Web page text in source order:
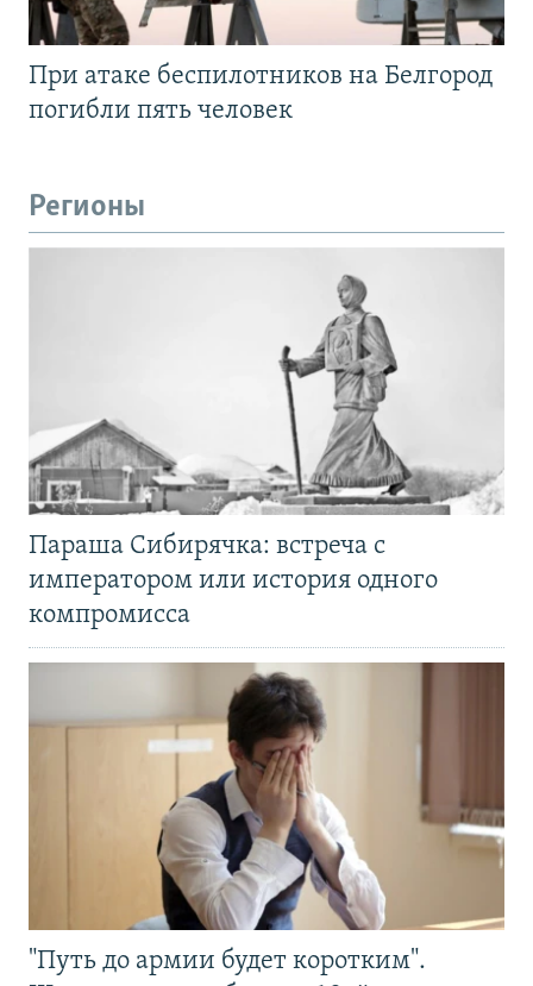
При атаке беспилотников на Белгород
погибли пять человек
Регионы
Параша Сибирячка: встреча с
императором или история одного
компромисса
"Путь до армии будет коротким".